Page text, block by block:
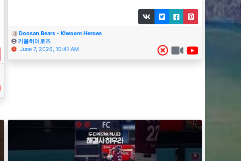
Doosan Bears - Kiwoom Heroes
키움히어로즈
June 7, 2026, 10:41 AM